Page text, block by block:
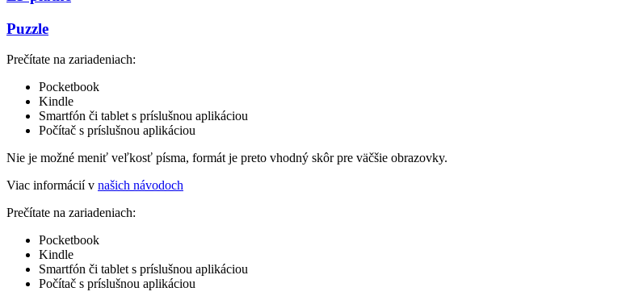
Puzzle
Prečítate na zariadeniach:
Pocketbook
Kindle
Smartfón či tablet s príslušnou aplikáciou
Počítač s príslušnou aplikáciou
Nie je možné meniť veľkosť písma, formát je preto vhodný skôr pre väčšie obrazovky.
Viac informácií v našich návodoch
Prečítate na zariadeniach:
Pocketbook
Kindle
Smartfón či tablet s príslušnou aplikáciou
Počítač s príslušnou aplikáciou